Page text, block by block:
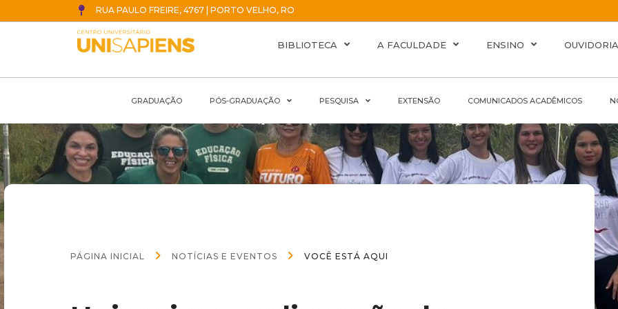
RUA PAULO FREIRE, 4767 | PORTO VELHO, RO
BIBLIOTECA A FACULDADE ENSINO OUVIDORIA
GRADUAÇÃO PÓS-GRADUAÇÃO PESQUISA EXTENSÃO COMUNICADOS ACADÊMICOS
PÁGINA INICIAL NOTÍCIAS E EVENTOS VOCÊ ESTÁ AQUI